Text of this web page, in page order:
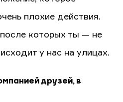
плохие действия.
которых ты — не
у нас на улицах.
друзей, в